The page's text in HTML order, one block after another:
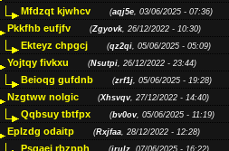
Mfdzqt kjwhcv (aqj5e, 03/06/2025 - 07:36)
Pkkfhb eufjfv (Zgyovk, 26/12/2022 - 10:30)
Ekteyz chpgcj (qz2qi, 05/06/2025 - 05:09)
Yojtqy fivkxu (Nsutpi, 26/12/2022 - 23:44)
Beioqg gufdnb (zrf1j, 05/06/2025 - 19:28)
Nzgtww nolgic (Xhsvqv, 27/12/2022 - 14:40)
Qqbsuy tbtfpx (bv0ov, 05/06/2025 - 11:19)
Eplzdg odaitp (Rxjfaa, 28/12/2022 - 12:28)
Psgaej rbzpph (jrulz, 07/06/2025 - 16:22)